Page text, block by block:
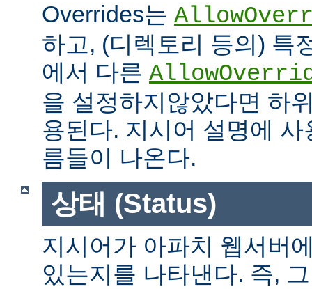
Overrides는
하고, (디렉토리 등의) 특
에서 다른
을 설정하지않았다면 하
용된다. 지시어 설명에
름들이 나온다.
상태 (Status)
지시어가 아파치 웹서버
있는지를 나타낸다. 즉,